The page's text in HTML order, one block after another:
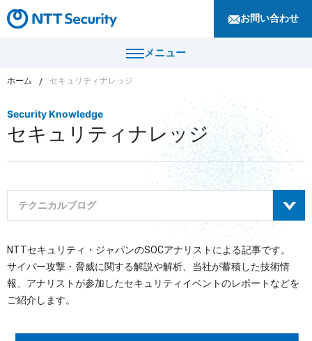
お問い合わせ
メニュー
製品・サービス
カテゴリから探す
セキュリティコンサルティング・教育・相談
セキュリティ管理
セキュリティ防御
セキュリティ監視・検知
セキュリティインシデント対応・調査
サプライチェーンセキュリティ
セキュリティナレッジ
ニュース
企業情報
採用情報
ホーム セキュリティナレッジ
Security Knowledge
セキュリティナレッジ
テクニカルブログ
サイバーセキュリティレポート
セキュリティマガジン
経営者向け
NTTセキュリティ・ジャパンのSOCアナリストによる記事です。
サイバー攻撃・脅威に関する解説や解析、当社が蓄積した技術情
報、アナリストが参加したセキュリティイベントのレポートなどを
ご紹介します。